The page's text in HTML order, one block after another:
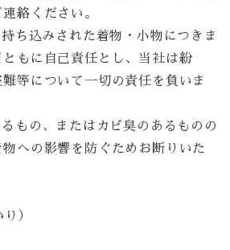
絡ください。
ち込みされた着物・小物につきま
もに自己責任とし、当社は紛
等について一切の責任を負いま
もの、またはカビ臭のあるものの
への影響を防ぐためお断りいた
）